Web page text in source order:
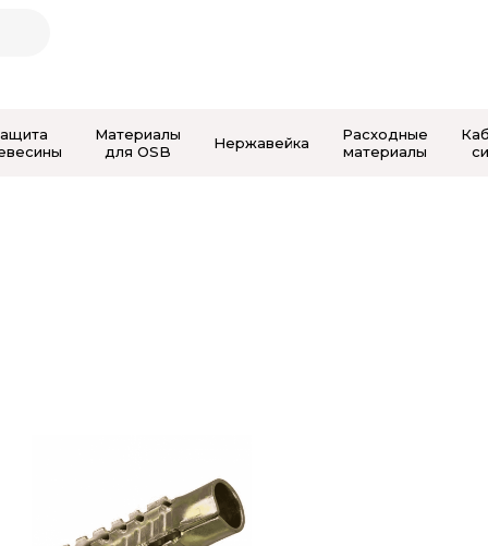
Материалы
для OSB
Нержавейка
Расходные
материалы